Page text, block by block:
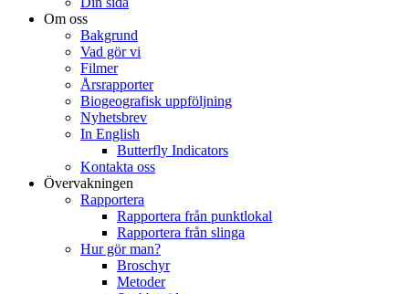
Om oss
Bakgrund
Vad gör vi
Filmer
Årsrapporter
Biogeografisk uppföljning
Nyhetsbrev
In English
Butterfly Indicators
Kontakta oss
Övervakningen
Rapportera
Rapportera från punktlokal
Rapportera från slinga
Hur gör man?
Broschyr
Metoder